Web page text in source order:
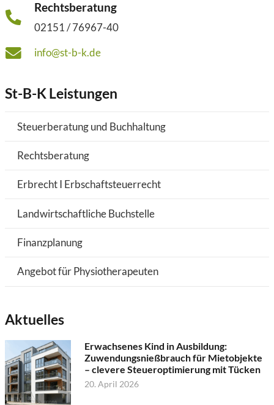
Rechtsberatung
02151 / 76967-40
info@st-b-k.de
St-B-K Leistungen
Steuerberatung und Buchhaltung
Rechtsberatung
Erbrecht I Erbschaftsteuerrecht
Landwirtschaftliche Buchstelle
Finanzplanung
Angebot für Physiotherapeuten
Aktuelles
Erwachsenes Kind in Ausbildung:
Zuwendungsnießbrauch für Mietobjekte
– clevere Steueroptimierung mit Tücken
20. April 2026